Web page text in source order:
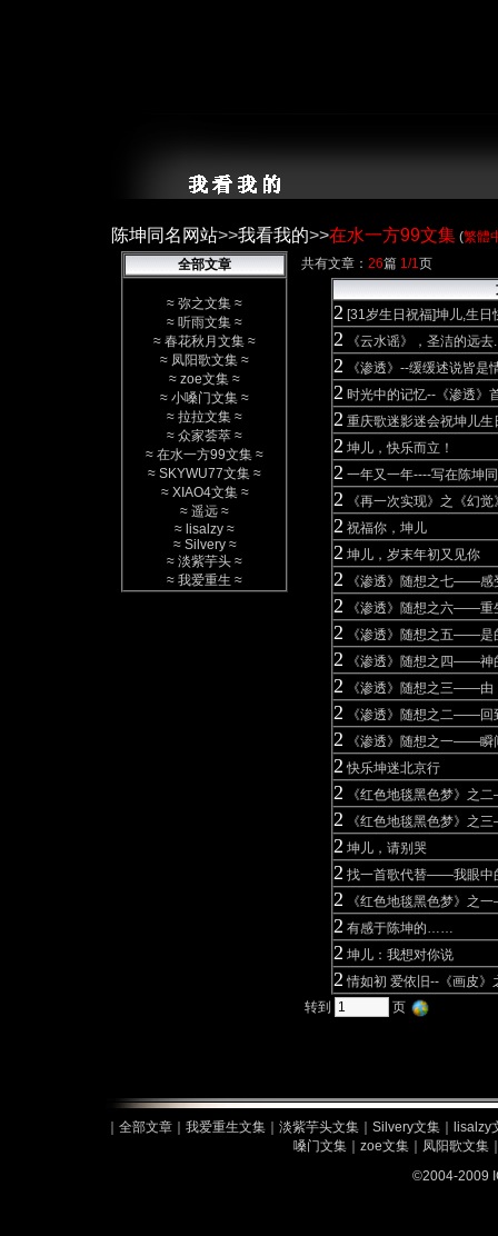
陈坤同名网站>>我看我的>>在水一方99文集 (繁體
全部文章
≈ 弥之文集 ≈
≈ 听雨文集 ≈
≈ 春花秋月文集 ≈
≈ 凤阳歌文集 ≈
≈ zoe文集 ≈
≈ 小嗓门文集 ≈
≈ 拉拉文集 ≈
≈ 众家荟萃 ≈
≈ 在水一方99文集 ≈
≈ SKYWU77文集 ≈
≈ XIAO4文集≈
≈ 遥远 ≈
≈ lisalzy ≈
≈ Silvery≈
≈ 淡紫芋头 ≈
≈ 我爱重生 ≈
共有文章： 26篇 1/1页
2 [31岁生日祝福]坤儿,生日
2 《云水谣》，圣洁的远去
2 《渗透》--缓缓述说皆是
2 时光中的记忆--《渗透》
2 重庆歌迷影迷会祝坤儿生
2 坤儿，快乐而立！
2 一年又一年----写在陈坤
2 《再一次实现》之《幻觉
2 祝福你，坤儿
2 坤儿，岁末年初又见你
2 《渗透》随想之七——
2 《渗透》随想之六——
2 《渗透》随想之五——
2 《渗透》随想之四——
2 《渗透》随想之三——
2 《渗透》随想之二——回
2 《渗透》随想之一——
2 快乐坤迷北京行
2 《红色地毯黑色梦》之
2 《红色地毯黑色梦》之
2 坤儿，请别哭
2 找一首歌代替——我眼中
2 《红色地毯黑色梦》之
2 有感于陈坤的……
2 坤儿：我想对你说
2 情如初 爱依旧--《画皮》
转到
页
全部文章 我爱重生文集 淡紫芋头文集 Silvery文集
lisalzy
嗓门文集
zoe文集 凤阳歌文集
©2004-2009